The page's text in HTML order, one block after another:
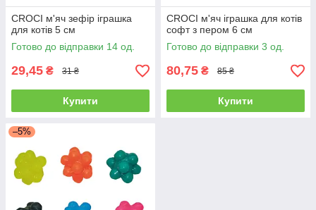
CROCI м'яч зефір іграшка
для котів 5 см
Готово до відправки 14 од.
29,45 ₴ 31 ₴
Купити
CROCI м'яч іграшка для котів
софт з пером 6 см
Готово до відправки 3 од.
80,75 ₴ 85 ₴
Купити
–5%